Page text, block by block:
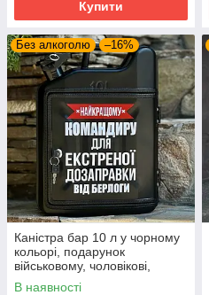
Купити
Без алкоголю –16%
Каністра бар 10 л у чорному
кольорі, подарунок
військовому, чоловікові,
шефу, командиру
В наявності